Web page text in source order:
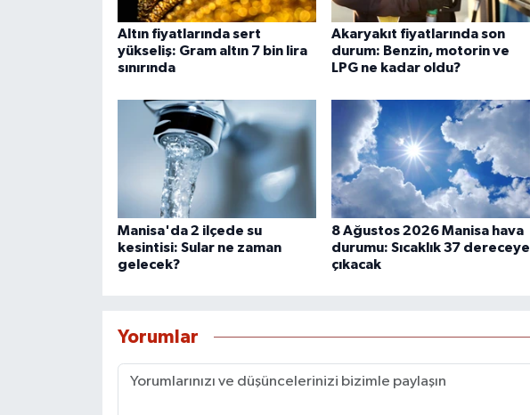
Altın fiyatlarında sert
yükseliş: Gram altın 7 bin lira
sınırında
Akaryakıt fiyatlarında son
durum: Benzin, motorin ve
LPG ne kadar oldu?
Manisa'da 2 ilçede su
kesintisi: Sular ne zaman
gelecek?
8 Ağustos 2026 Manisa hava
durumu: Sıcaklık 37 dereceye
çıkacak
Yorumlar